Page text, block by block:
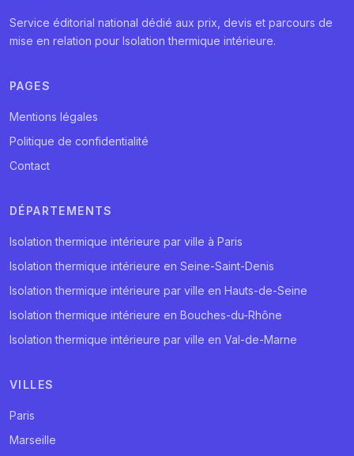
Service éditorial national dédié aux prix, devis et parcours de
mise en relation pour Isolation thermique intérieure.
PAGES
Mentions légales
Politique de confidentialité
Contact
DÉPARTEMENTS
Isolation thermique intérieure par ville à Paris
Isolation thermique intérieure en Seine-Saint-Denis
Isolation thermique intérieure par ville en Hauts-de-Seine
Isolation thermique intérieure en Bouches-du-Rhône
Isolation thermique intérieure par ville en Val-de-Marne
VILLES
Paris
Marseille